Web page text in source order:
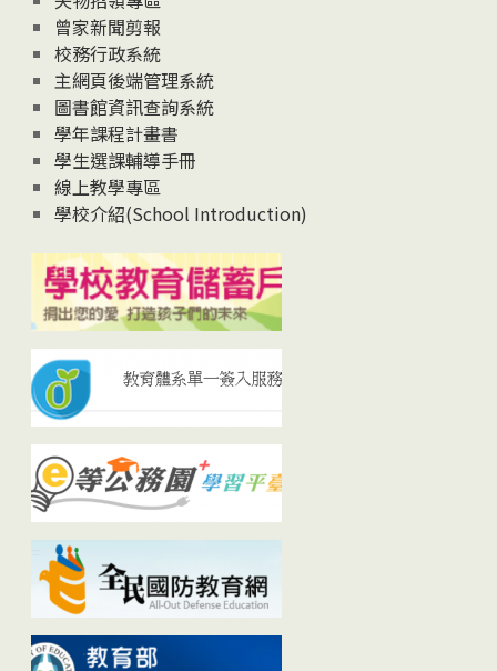
曾家新聞剪報
校務行政系統
主網頁後端管理系統
圖書館資訊查詢系統
學年課程計畫書
學生選課輔導手冊
線上教學專區
學校介紹(School Introduction)